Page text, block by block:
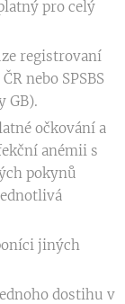
pro celý
registrovaní
nebo SPSBS
GB).
očkování a
anémii s
pokynů
jiných
dostihu v